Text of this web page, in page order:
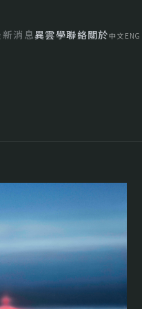
新消息異雲學聯絡關於中文